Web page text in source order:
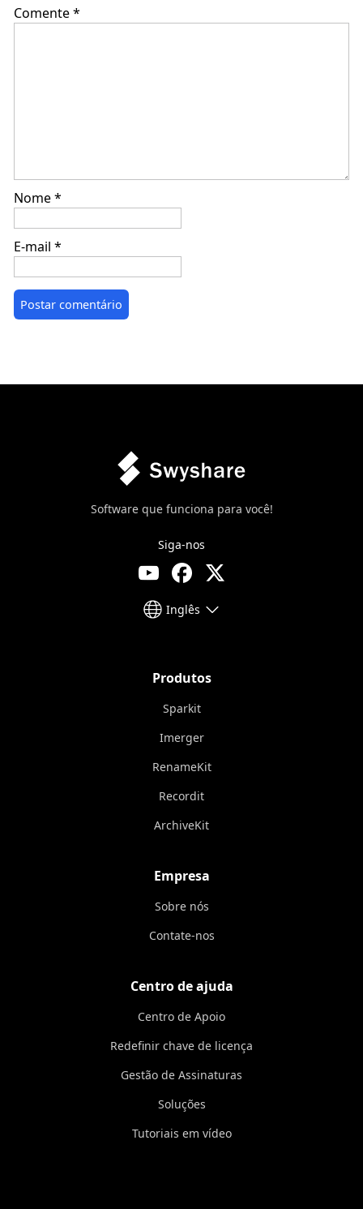
Comente*
Nome*
E-mail *
Software que funciona para você!
Siga-nos
Inglês
Produtos
Sparkit
Imerger
RenameKit
Recordit
ArchiveKit
Empresa
Sobre nós
Contate-nos
Centro de ajuda
Centro de Apoio
Redefinir chave de licença
Gestão de Assinaturas
Soluções
Tutoriais em vídeo